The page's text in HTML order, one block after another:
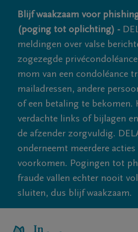
Blijf waakzaam voor
(poging tot oplichting) -
meldingen over valse
zogezegde
mom van een condoléance
mailadressen, andere
of een betaling te bekomen.
verdachte links of bijlagen
de afzender zorgvuldig.
onderneemt meerdere
voorkomen. Pogingen tot
fraude vallen echter nooit
sluiten, dus blijf waakzaam.